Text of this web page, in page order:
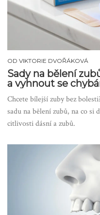
OD VIKTORIE DVOŘÁKOVÁ
Sady na bělení
a vyhnout se
Chcete bílejší zuby bez
sadu na bělení zubů, na co si
citlivosti dásní a zubů.